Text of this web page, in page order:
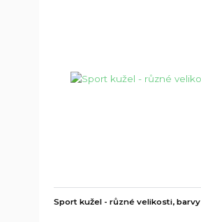
Sport kužel - různé velikosti, barvy